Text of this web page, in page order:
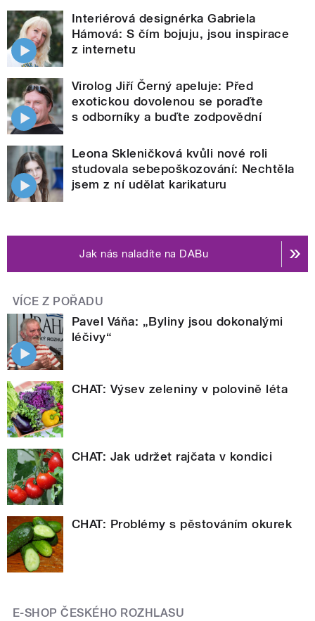
Interiérová designérka Gabriela
Hámová: S čím bojuju, jsou inspirace
z internetu
Virolog Jiří Černý apeluje: Před
exotickou dovolenou se poraďte
s odborníky a buďte zodpovědní
Leona Skleničková kvůli nové roli
studovala sebepoškozování: Nechtěla
jsem z ní udělat karikaturu
Jak nás naladíte na DABu
VÍCE Z POŘADU
Pavel Váňa: „Byliny jsou dokonalými
léčivy“
CHAT: Výsev zeleniny v polovině léta
CHAT: Jak udržet rajčata v kondici
CHAT: Problémy s pěstováním okurek
E-SHOP ČESKÉHO ROZHLASU